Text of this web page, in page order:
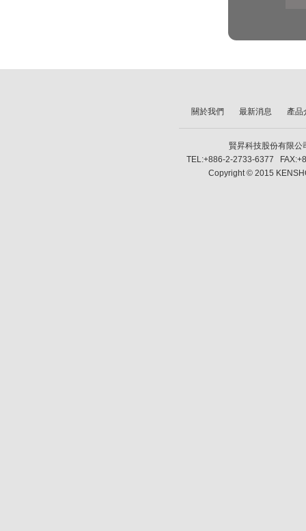
關於我們 最新消息 產品
賢昇科技股份有限公
TEL:+886-2-2733-6377
Copyright © 2015